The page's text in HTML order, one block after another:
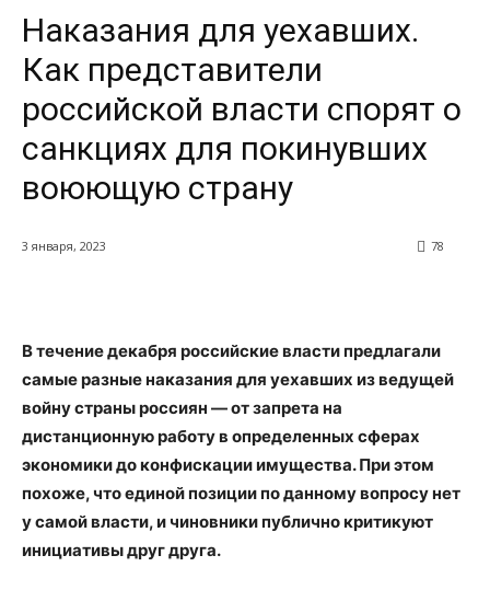
Наказания для уехавших.
Как представители
российской власти спорят о
санкциях для покинувших
воюющую страну
3 января, 2023 78
В течение декабря российские власти предлагали
самые разные наказания для уехавших из ведущей
войну страны россиян — от запрета на
дистанционную работу в определенных сферах
экономики до конфискации имущества. При этом
похоже, что единой позиции по данному вопросу нет
у самой власти, и чиновники публично критикуют
инициативы друг друга.